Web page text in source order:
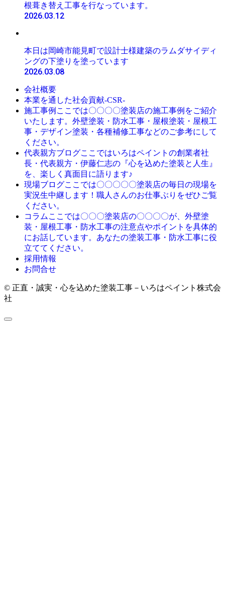
根葺き替え工事を行なっています。
2026.03.12
本日は岡崎市能見町で設計士様建築のラムダサイディ
ングの下塗りを塗っています
2026.03.08
会社概要
本業を通した社会貢献-CSR-
施工事例 ここでは〇〇〇〇塗装店の施工事例をご紹介
いたします。外壁塗装・防水工事・屋根塗装・屋根工
事・デザイン塗装・各種補修工事などのご参考にして
ください。
代表親方ブログここではいろはペイントの創業者社
長・代表親方・伊藤仁志の『心を込めた塗装と人生』
を、楽しく真面目に語ります♪
現場ブログここでは〇〇〇〇〇塗装店の毎日の現場を
実況生中継します！職人さんのお仕事ぶりをぜひご覧
ください。
コラム ここでは〇〇〇塗装店の〇〇〇〇が、外壁塗
装・屋根工事・防水工事の注意点やポイントを具体的
にお話しています。あなたの塗装工事・防水工事に役
立ててください。
採用情報
お問合せ
© 正直・誠実・心を込めた塗装工事－いろはペイント株式会
社